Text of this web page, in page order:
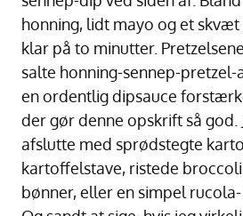
honning, lidt mayo og et
klar på to minutter.
salte honning-sennep-pretzel-
en ordentlig dipsauce
der gør denne opskrift så god.
afslutte med sprødstegte
kartoffelstave, ristede
bønner, eller en simpel